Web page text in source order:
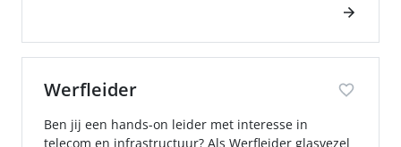
Werfleider
Ben jij een hands-on leider met interesse in
telecom en infrastructuur? Als Werfleider glasvezel